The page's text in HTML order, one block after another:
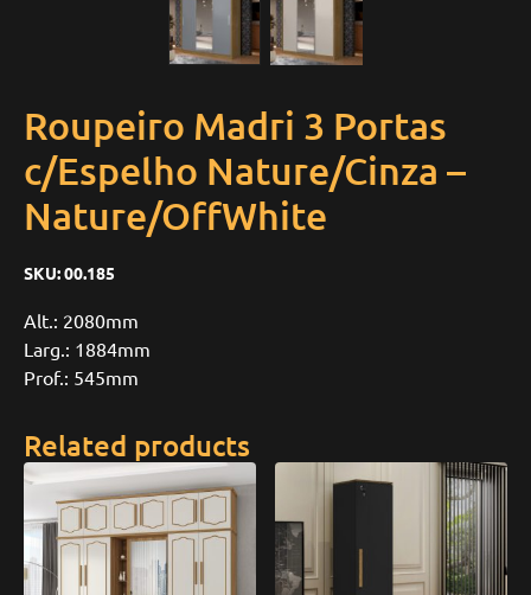
Roupeiro Madri 3 Portas
c/Espelho Nature/Cinza –
Nature/OffWhite
SKU:00.185
Alt.: 2080mm
Larg.: 1884mm
Prof.: 545mm
Related products